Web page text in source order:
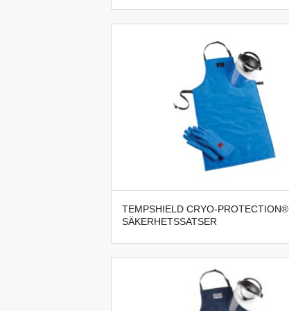
TEMPSHIELD CRYO-PROTECTION®
SÄKERHETSSATSER